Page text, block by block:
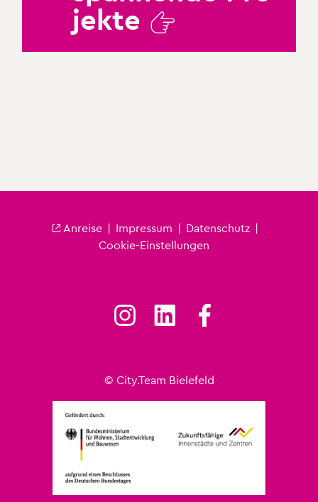
jek­te 
Fu­ß­zei­le City
An­rei­se | Im­pres­sum | Da­ten­schutz |
Coo­kie-Ein­stel­lun­gen
© City.​Team Bie­le­feld